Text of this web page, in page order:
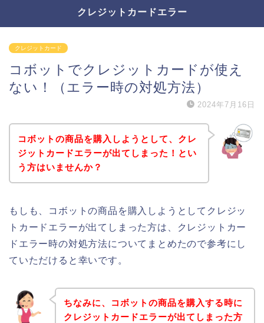
クレジットカードエラー
クレジットカード
コボットでクレジットカードが使え
ない！（エラー時の対処方法）
2024年7月16日
コボットの商品を購入しようとして、クレ
ジットカードエラーが出てしまった！とい
う方はいませんか？
もしも、コボットの商品を購入しようとしてクレジッ
トカードエラーが出てしまった方は、クレジットカー
ドエラー時の対処方法についてまとめたので参考にし
ていただけると幸いです。
ちなみに、コボットの商品を購入する時に
クレジットカードエラーが出てしまった方